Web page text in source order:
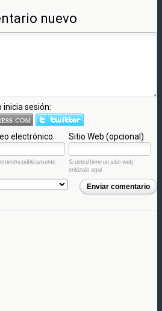
nuevo
inicia sesión:
electrónico Sitio Web (opcional)
públicamente.
Si usted tiene un sitio web,
enlázalo aquí.
Enviar comentario